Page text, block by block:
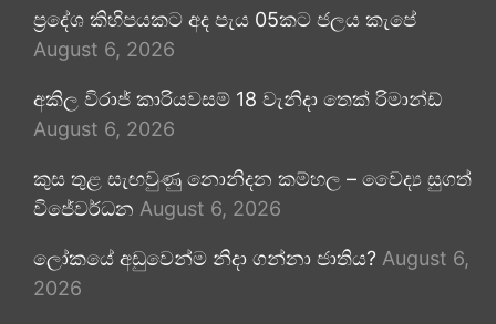
ප්‍රදේශ කිහිපයකට අද පැය 05කට ජලය කැපේ
August 6, 2026
අකිල විරාජ් කාරියවසම් 18 වැනිදා තෙක් රිමාන්ඩ්
August 6, 2026
කුස තුළ සැඟවුණු නොනිදන කම්හල – වෛද්‍ය සුගත්
විජේවර්ධන August 6, 2026
ලෝකයේ අඩුවෙන්ම නිදා ගන්නා ජාතිය? August 6,
2026